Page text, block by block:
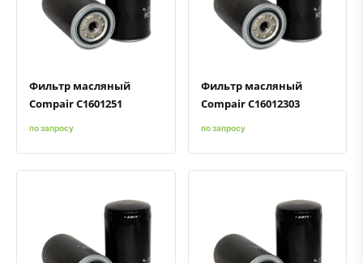
Быстрый просмотрДобавить к сравнению
Добавить в избранное
Фильтр масляный
Compair C1601251
по запросу
Быстрый просмотрДобавить к сравнению
Добавить в избранное
Фильтр масляный
Compair C16012303
по запросу